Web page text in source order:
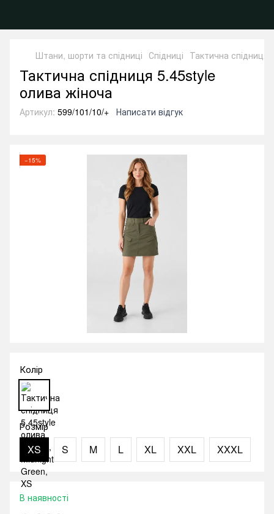
Штани, шорти та спідниці Спідниці Тактична спідниця
Тактична спідниця 5.45style
олива жіноча
Артикул: 599/101/10/+ Написати відгук
−15%
Колір
Розмір
XS S M L XL XXL XXXL
В наявності